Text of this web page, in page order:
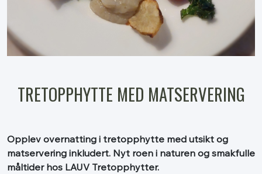
TRETOPPHYTTE MED MATSERVERING
Opplev overnatting i tretopphytte med utsikt og
matservering inkludert. Nyt roen i naturen og smakfulle
måltider hos LAUV Tretopphytter.